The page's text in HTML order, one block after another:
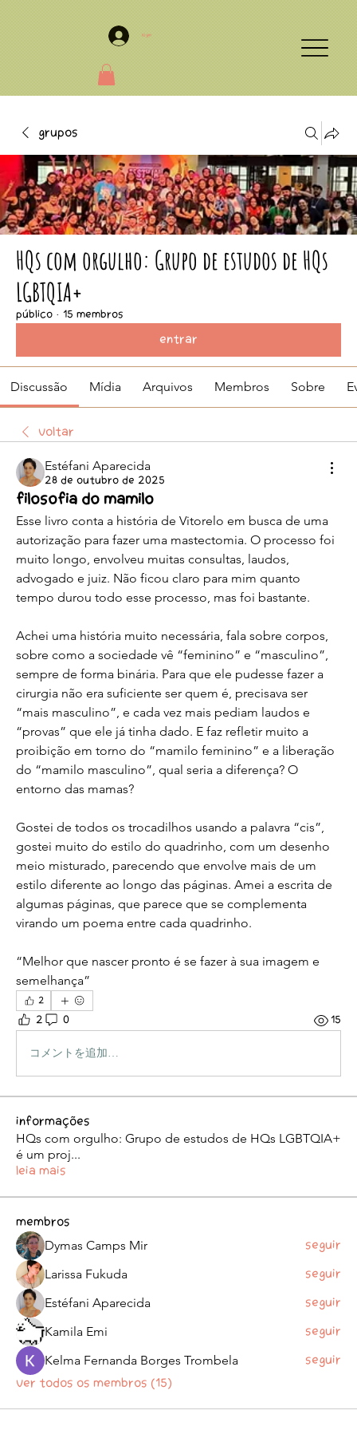
Login
Grupos
HQs com orgulho: Grupo de estudos de HQs
LGBTQIA+
Público · 15 membros
Entrar
Discussão Mídia Arquivos Membros Sobre
Voltar
Estéfani Aparecida
28 de outubro de 2025
Filosofia do mamilo
Esse livro conta a história de Vitorelo em busca de uma
autorização para fazer uma mastectomia. O processo foi
muito longo, envolveu muitas consultas, laudos,
advogado e juiz. Não ficou claro para mim quanto
tempo durou todo esse processo, mas foi bastante.
Achei uma história muito necessária, fala sobre corpos,
sobre como a sociedade vê “feminino” e “masculino”,
sempre de forma binária. Para que ele pudesse fazer a
cirurgia não era suficiente ser quem é, precisava ser
“mais masculino”, e cada vez mais pediam laudos e
“provas” que ele já tinha dado. E faz refletir muito a
proibição em torno do “mamilo feminino” e a liberação
do “mamilo masculino”, qual seria a diferença? O
entorno das mamas?
Gostei de todos os trocadilhos usando a palavra “cis”,
gostei muito do estilo do quadrinho, com um desenho
meio misturado, parecendo que envolve mais de um
estilo diferente ao longo das páginas. Amei a escrita de
algumas páginas, que parece que se complementa
virando um poema entre cada quadrinho.
“Melhor que nascer pronto é se fazer à sua imagem e
semelhança”
2
2 0 15
コメントを追加…
Informações
HQs com orgulho: Grupo de estudos de HQs LGBTQIA+
é um proj...
Leia Mais
membros
Dymas Camps Mir Seguir
Larissa Fukuda Seguir
Estéfani Aparecida Seguir
Kamila Emi Seguir
Kelma Fernanda Borges Trombela
Seguir
Ver todos os membros (15)